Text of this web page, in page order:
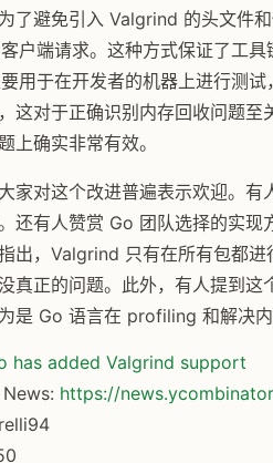
了避免引入 Valgrind 的头文件
户端请求。这种方式保证了工具
用于在开发者的机器上进行测
这对于正确识别内存回收问题
上确实非常有效。
家对这个改进普遍表示欢迎。
还有人赞赏 Go 团队选择的实
出，Valgrind 只有在所有包都
真正的问题。此外，有人提到
是 Go 语言在 profiling 和解决内
has added Valgrind support
https://